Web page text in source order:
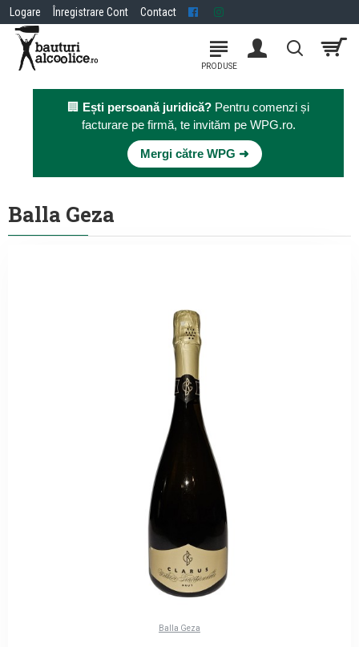
Logare Înregistrare Cont Contact
🏢 Ești persoană juridică? Pentru comenzi și
facturare pe firmă, te invităm pe WPG.ro.
Mergi către WPG ➜
Balla Geza
Balla Geza